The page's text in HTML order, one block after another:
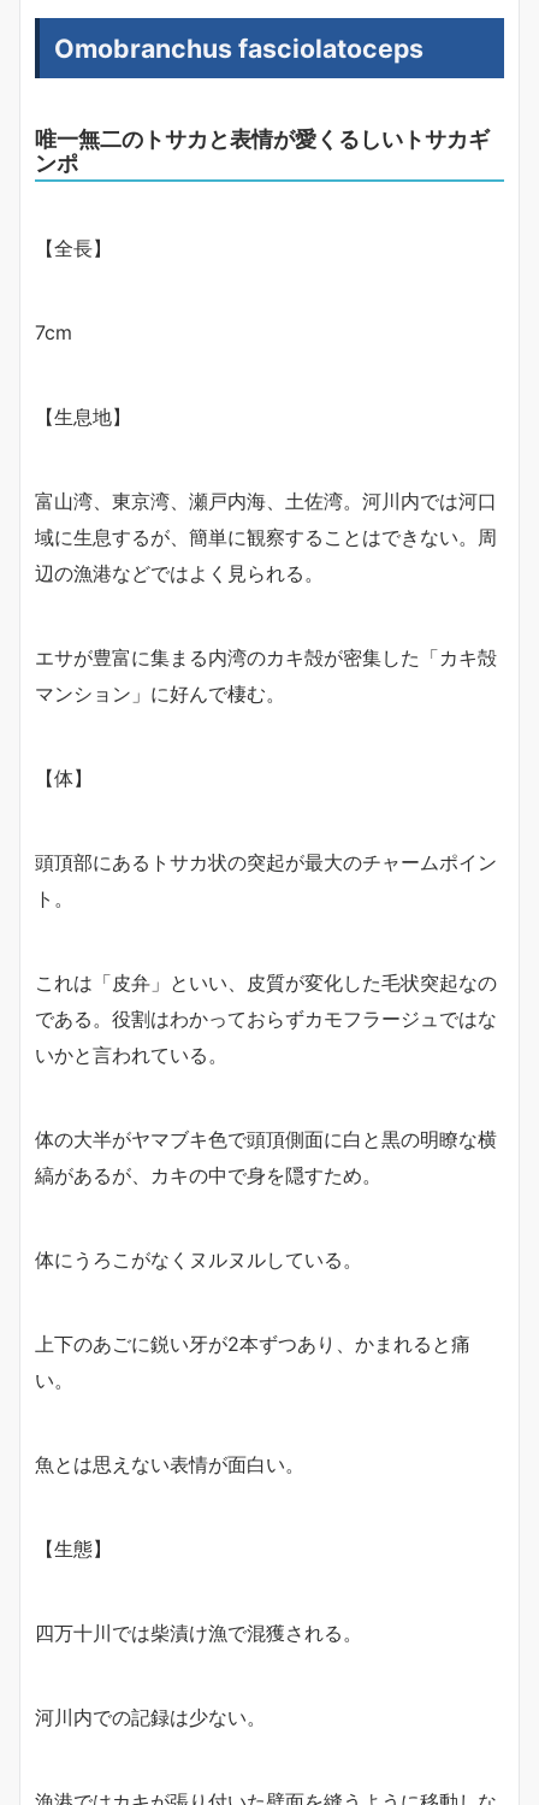
Omobranchus fasciolatoceps
唯一無二のトサカと表情が愛くるしいトサカギ
ンポ
【全長】
7cm
【生息地】
富山湾、東京湾、瀬戸内海、土佐湾。河川内では河口
域に生息するが、簡単に観察することはできない。周
辺の漁港などではよく見られる。
エサが豊富に集まる内湾のカキ殻が密集した「カキ殻
マンション」に好んで棲む。
【体】
頭頂部にあるトサカ状の突起が最大のチャームポイン
ト。
これは「皮弁」といい、皮質が変化した毛状突起なの
である。役割はわかっておらずカモフラージュではな
いかと言われている。
体の大半がヤマブキ色で頭頂側面に白と黒の明瞭な横
縞があるが、カキの中で身を隠すため。
体にうろこがなくヌルヌルしている。
上下のあごに鋭い牙が2本ずつあり、かまれると痛
い。
魚とは思えない表情が面白い。
【生態】
四万十川では柴漬け漁で混獲される。
河川内での記録は少ない。